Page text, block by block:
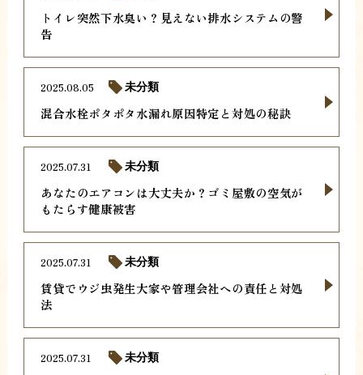
トイレ突然下水臭い？見えない排水システムの警
告
混合水栓ポタポタ水漏れ原因特定と対処の秘訣
2025.08.05 未分類
あなたのエアコンは大丈夫か？ゴミ屋敷の空気が
もたらす健康被害
2025.07.31 未分類
賃貸でウジ虫発生大家や管理会社への責任と対処
法
2025.07.31 未分類
2025.07.31 未分類